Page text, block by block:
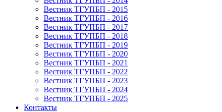
Вестник ТГУПБП - 2015
Вестник ТГУПБП - 2016
Вестник ТГУПБП - 2017
Вестник ТГУПБП - 2018
Вестник ТГУПБП - 2019
Вестник ТГУПБП - 2020
Вестник ТГУПБП - 2021
Вестник ТГУПБП - 2022
Вестник ТГУПБП - 2023
Вестник ТГУПБП - 2024
Вестник ТГУПБП - 2025
Контакты